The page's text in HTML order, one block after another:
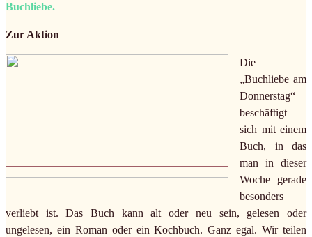
Buchliebe.
Zur Aktion
Die
„Buchliebe am
Donnerstag“
beschäftigt
sich mit einem
Buch, in das
man in dieser
Woche gerade
besonders
verliebt ist. Das Buch kann alt oder neu sein, gelesen oder
ungelesen, ein Roman oder ein Kochbuch. Ganz egal. Wir teilen